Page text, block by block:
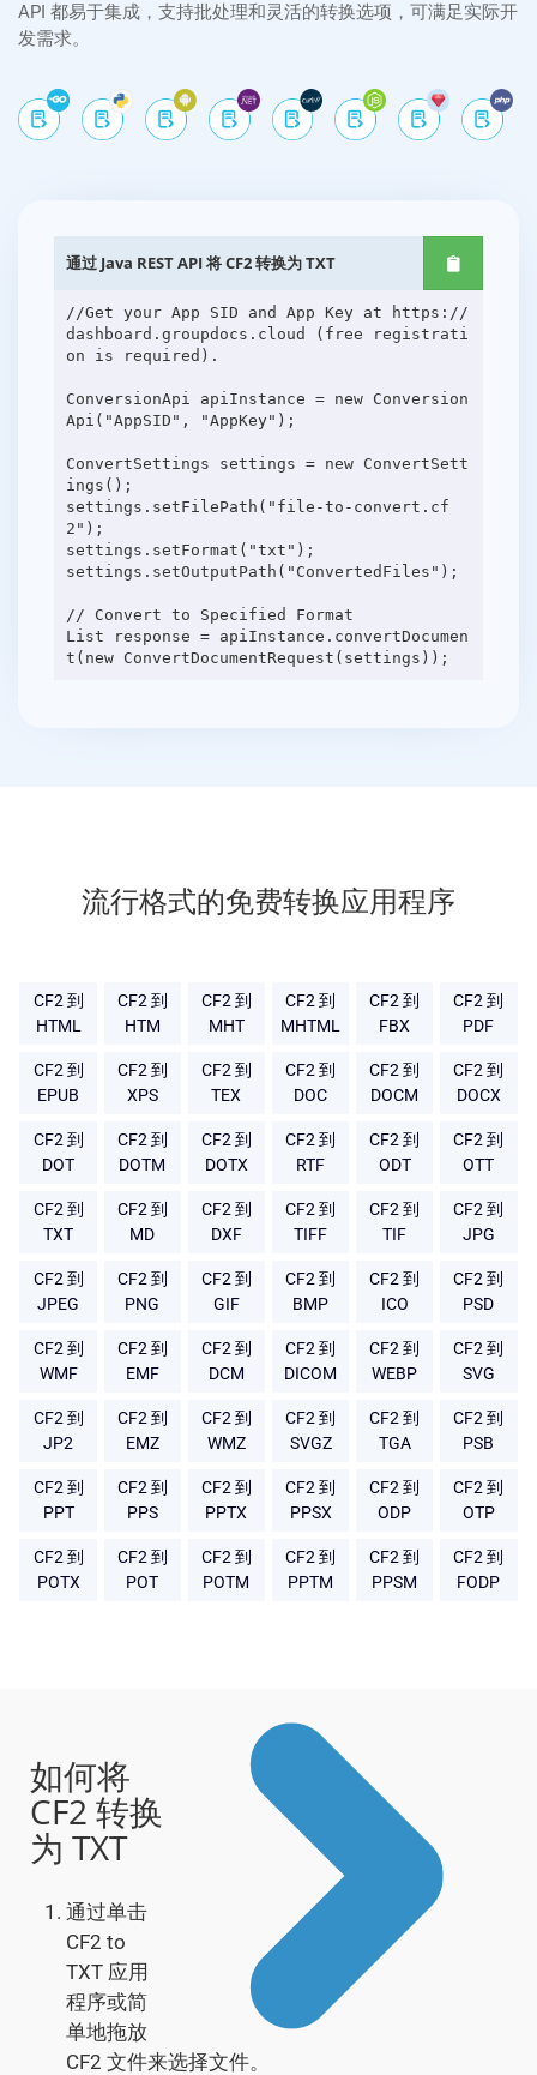
API 都易于集成，支持批处理和灵活的转换选项，可满足实际开
发需求。
通过 Java REST API 将 CF2 转换为 TXT
//Get your App SID and App Key at https://
dashboard.groupdocs.cloud (free registrati
on is required).
ConversionApi apiInstance = new Conversion
Api("AppSID", "AppKey");
ConvertSettings settings = new ConvertSett
ings();
settings.setFilePath("file-to-convert.cf
2");
settings.setFormat("txt");
settings.setOutputPath("ConvertedFiles");
// Convert to Specified Format
List response = apiInstance.convertDocumen
流行格式的免费转换应用程序
CF2 到
HTML
CF2 到
HTM
CF2 到
MHT
CF2 到
MHTML
CF2 到
FBX
CF2 到
PDF
CF2 到
EPUB
CF2 到
XPS
CF2 到
TEX
CF2 到
DOC
CF2 到
DOCM
CF2 到
DOCX
CF2 到
DOT
CF2 到
DOTM
CF2 到
DOTX
CF2 到
RTF
CF2 到
ODT
CF2 到
OTT
CF2 到
TXT
CF2 到
MD
CF2 到
DXF
CF2 到
TIFF
CF2 到
TIF
CF2 到
JPG
CF2 到
JPEG
CF2 到
PNG
CF2 到
GIF
CF2 到
BMP
CF2 到
ICO
CF2 到
PSD
CF2 到
WMF
CF2 到
EMF
CF2 到
DCM
CF2 到
DICOM
CF2 到
WEBP
CF2 到
SVG
CF2 到
JP2
CF2 到
EMZ
CF2 到
WMZ
CF2 到
SVGZ
CF2 到
TGA
CF2 到
PSB
CF2 到
PPT
CF2 到
PPS
CF2 到
PPTX
CF2 到
PPSX
CF2 到
ODP
CF2 到
OTP
CF2 到
POTX
CF2 到
POT
CF2 到
POTM
CF2 到
PPTM
CF2 到
PPSM
CF2 到
FODP
如何将
CF2 转换
为 TXT
通过单击
CF2 to
TXT 应用
程序或简
单地拖放
CF2 文件来选择文件。